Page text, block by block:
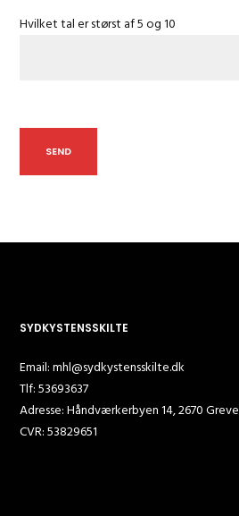
Hvilket tal er størst af 5 og 10
SYDKYSTENSSKILTE
Email: mhl@sydkystensskilte.dk
Tlf: 53693637
Adresse: Håndværkerbyen 14, 2670 Greve
CVR: 53829651​